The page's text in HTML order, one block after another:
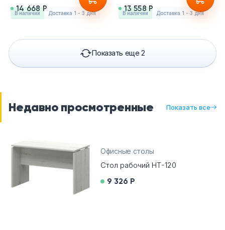
14 668 Р
в наличии Доставка 1 - 3 дня
13 558 Р
в наличии Доставка 1 - 3 дня
Показать еще 2
Недавно просмотренные Показать все
Офисные столы
Стол рабочий НТ-120
9 326 Р